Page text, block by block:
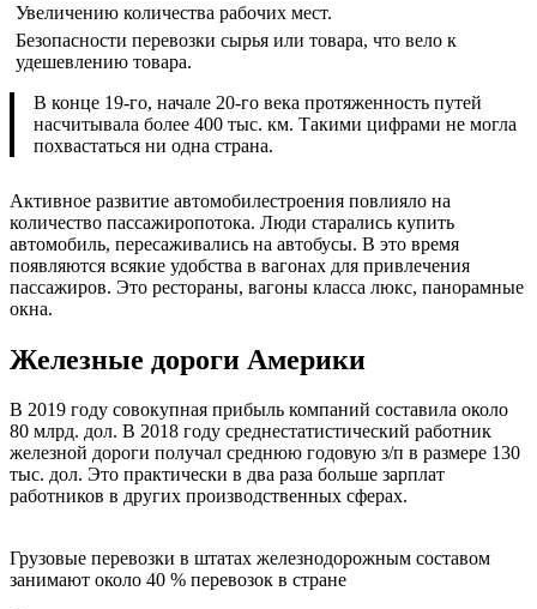
Увеличению количества рабочих мест.
Безопасности перевозки сырья или товара, что вело к
удешевлению товара.
В конце 19-го, начале 20-го века протяженность путей
насчитывала более 400 тыс. км. Такими цифрами не могла
похвастаться ни одна страна.
Активное развитие автомобилестроения повлияло на
количество пассажиропотока. Люди старались купить
автомобиль, пересаживались на автобусы. В это время
появляются всякие удобства в вагонах для привлечения
пассажиров. Это рестораны, вагоны класса люкс, панорамные
окна.
Железные дороги Америки
В 2019 году совокупная прибыль компаний составила около
80 млрд. дол. В 2018 году среднестатистический работник
железной дороги получал среднюю годовую з/п в размере 130
тыс. дол. Это практически в два раза больше зарплат
работников в других производственных сферах.
Грузовые перевозки в штатах железнодорожным составом
занимают около 40 % перевозок в стране